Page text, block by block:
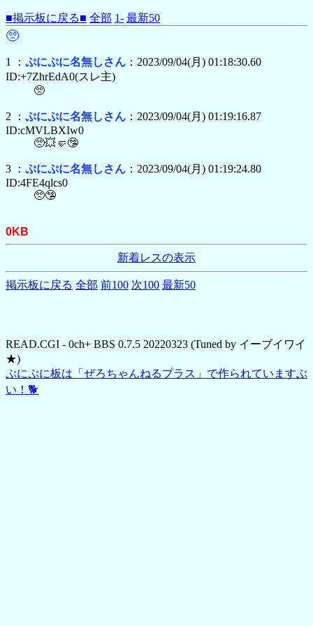
■掲示板に戻る■ 全部 1- 最新50
🥺
1 ： ぷにぷに名無しさん ：2023/09/04(月) 01:18:30.60
ID:+7ZhrEdA0(スレ主)
🥺
2 ： ぷにぷに名無しさん ：2023/09/04(月) 01:19:16.87
ID:cMVLBXIw0
🥺💥🤛🤥
3 ： ぷにぷに名無しさん ：2023/09/04(月) 01:19:24.80
ID:4FE4qlcs0
🥺🤥
0KB
新着レスの表示
掲示板に戻る 全部 前100 次100 最新50
READ.CGI - 0ch+ BBS 0.7.5 20220323 (Tuned by イーブイワイ
★)
ぷにぷに板は「ぜろちゃんねるプラス」で作られていますぶ
い！🐕